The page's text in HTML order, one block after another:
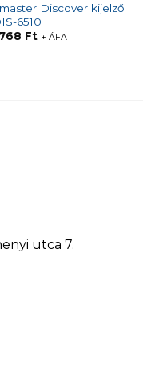
Discover kijelző
6510
Ft + ÁFA
utca 7.